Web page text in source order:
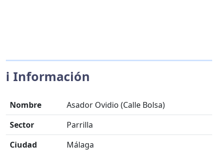
ℹ️ Información
Nombre
Asador Ovidio (Calle Bolsa)
Sector
Parrilla
Ciudad
Málaga